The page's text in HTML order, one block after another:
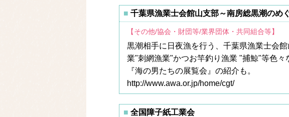
千葉県漁業士会館山支部～南房総黒潮のめ
【その他/協会・財団等/業界団体・共同組合等】
黒潮相手に日夜漁を行う、千葉県漁業士会
業"刺網漁業"かつお竿釣り漁業 "捕鯨"等色
『海の男たちの展覧会』の紹介も。
http://www.awa.or.jp/home/cgt/
全国障子紙工業会